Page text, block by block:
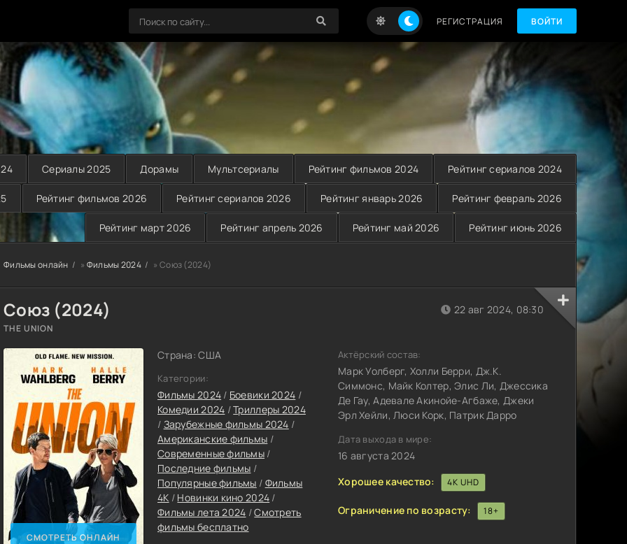
РЕГИСТРАЦИЯ ВОЙТИ
Сериалы 2025 Дорамы Мультсериалы Рейтинг фильмов 2024 Рейтинг сериалов 2024
Рейтинг фильмов 2026 Рейтинг сериалов 2026 Рейтинг январь 2026 Рейтинг февраль 2026
Рейтинг март 2026 Рейтинг апрель 2026 Рейтинг май 2026 Рейтинг июнь 2026
Фильмы онлайн » Фильмы 2024 » Союз (2024)
Союз (2024)
THE UNION
СМОТРЕТЬ ОНЛАЙН
Страна: США
Категории:
Фильмы 2024 / Боевики 2024 /
Комедии 2024 /Триллеры 2024
/ Зарубежные фильмы 2024 /
Американские фильмы /
Современные фильмы /
Последние фильмы /
Популярные фильмы / Фильмы
4K / Новинки кино 2024 /
Фильмы лета 2024 /Смотреть
фильмы бесплатно
22 авг 2024, 08:30
Актёрский состав:
Марк Уолберг, Холли Берри, Дж.К.
Симмонс, Майк Колтер, Элис Ли, Джессика
Де Гау, Адевале Акинойе-Агбаже, Джеки
Эрл Хейли, Люси Корк, Патрик Дарро
Дата выхода в мире:
16 августа 2024
Хорошее качество:
4K UHD
Ограничение по возрасту: 18+